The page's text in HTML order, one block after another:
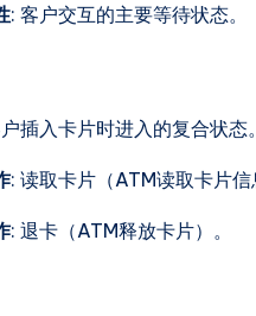
: 客户交互的主要等待状态。
插入卡片时进入的复合状态
: 读取卡片 （ATM读取卡片信
: 退卡 （ATM释放卡片）。